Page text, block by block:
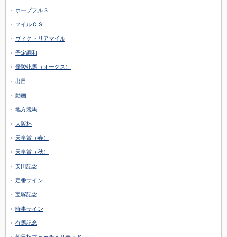
ホープフルＳ
マイルＣＳ
ヴィクトリアマイル
予定調和
優駿牝馬（オークス）
出目
動画
地方競馬
大阪杯
天皇賞（春）
天皇賞（秋）
安田記念
定番サイン
宝塚記念
時事サイン
有馬記念